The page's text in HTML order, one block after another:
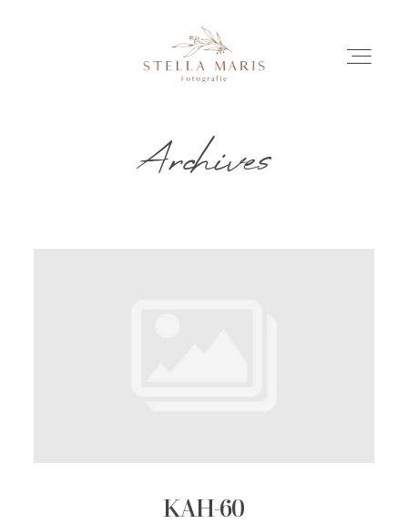
EINBLICKE
Archives
KAH-60